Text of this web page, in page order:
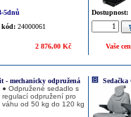
5dnů
kód: 24000061
2 876,00 Kč
Dostupnost:
Vaše
- mechanicky odpružená
● Odpružené sedadlo s
regulací odpružení pro
váhu od 50 kg do 120 kg